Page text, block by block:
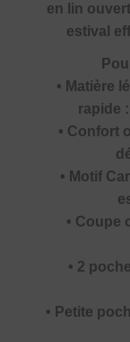
en lin
estival
• Matière
rapide
• Confort
• Motif
• Coupe
• 2
• Petite